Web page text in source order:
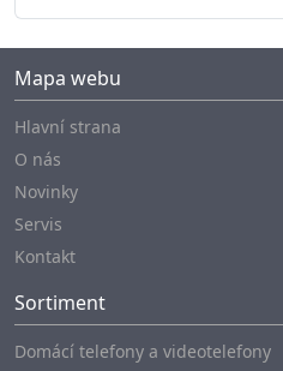
Mapa webu
Hlavní strana
O nás
Novinky
Servis
Kontakt
Sortiment
Domácí telefony a videotelefony